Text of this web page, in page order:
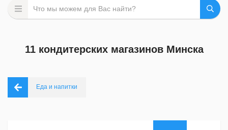
11 кондитерских магазинов Минска
Еда и напитки